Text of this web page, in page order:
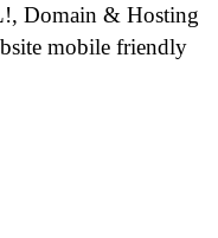
Domain & Hosting
mobile friendly